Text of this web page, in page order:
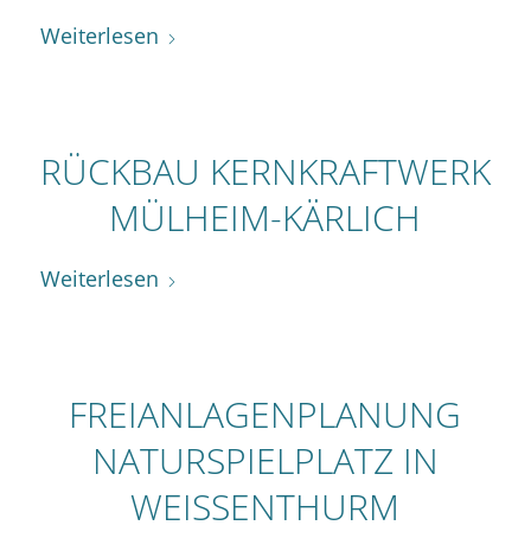
Weiterlesen
RÜCKBAU KERNKRAFTWERK
MÜLHEIM-KÄRLICH
Weiterlesen
FREIANLAGENPLANUNG
NATURSPIELPLATZ IN
WEISSENTHURM